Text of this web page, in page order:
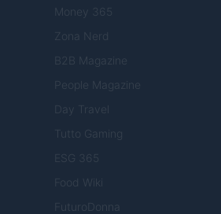
Money 365
Zona Nerd
B2B Magazine
People Magazine
Day Travel
Tutto Gaming
ESG 365
Food Wiki
FuturoDonna